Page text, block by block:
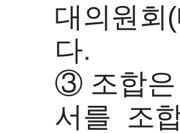
대의원회
다.
③ 조합은
서를 조